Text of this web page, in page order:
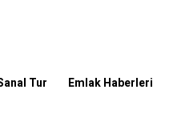
Tur Emlak Haberleri